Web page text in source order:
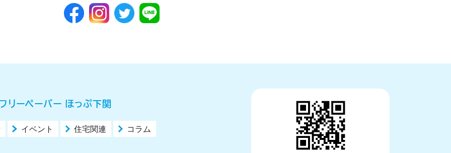
リーペーパー ほっぷ下関
イベント 住宅関連
コラム